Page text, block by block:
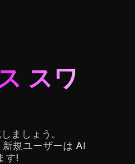
スワ
ましょう。
規ユーザーは AI
す!